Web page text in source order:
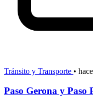
Tránsito y Transporte •
Paso Gerona y Paso